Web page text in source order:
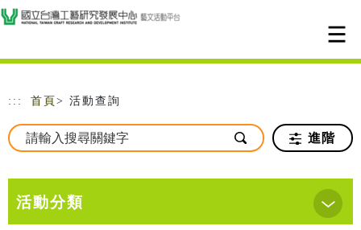
跳到主要內容
網站導覽
::: 首頁 > 活動查詢
進階
活動分類